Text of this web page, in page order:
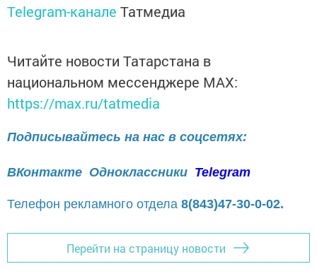
Telegram-канале Татмедиа
Читайте новости Татарстана в
национальном мессенджере MАХ:
https://max.ru/tatmedia
Подписывайтесь на нас в соцсетях:
ВКонтакте Одноклассники Telegram
Телефон рекламного отдела 8(843)47-30-0-02.
Перейти на страницу новости